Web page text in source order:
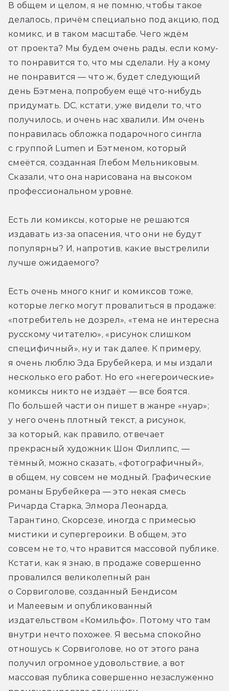
В общем и целом, я не помню, чтобы такое
делалось, причём специально под акцию, под
комикс, и в таком масштабе. Чего ждём
от проекта? Мы будем очень рады, если кому-
то понравится то, что мы сделали. Ну а кому
не понравится — что ж, будет следующий
день Бэтмена, попробуем ещё что-нибудь
придумать. DC, кстати, уже видели то, что
получилось, и очень нас хвалили. Им очень
понравилась обложка подарочного сингла
с группой Lumen и Бэтменом, который
смеётся, созданная Глебом Мельниковым.
Сказали, что она нарисована на высоком
профессиональном уровне.
Есть ли комиксы, которые не решаются
издавать из-за опасения, что они не будут
популярны? И, напротив, какие выстрелили
лучше ожидаемого?
Есть очень много книг и комиксов тоже,
которые легко могут провалиться в продаже:
«потребитель не дозрел», «тема не интересна
русскому читателю», «рисунок слишком
специфичный», ну и так далее. К примеру,
я очень люблю Эда Брубейкера, и мы издали
несколько его работ. Но его «негероические»
комиксы никто не издаёт — все боятся.
По большей части он пишет в жанре «нуар»;
у него очень плотный текст, а рисунок,
за который, как правило, отвечает
прекрасный художник Шон Филлипс, —
тёмный, можно сказать, «фотографичный»,
в общем, ну совсем не модный. Графические
романы Брубейкера — это некая смесь
Ричарда Старка, Элмора Леонарда,
Тарантино, Скорсезе, иногда с примесью
мистики и супергероики. В общем, это
совсем не то, что нравится массовой публике.
Кстати, как я знаю, в продаже совершенно
провалился великолепный ран
о Сорвиголове, созданный Бендисом
и Малеевым и опубликованный
издательством «Комильфо». Потому что там
внутри нечто похожее. Я весьма спокойно
отношусь к Сорвиголове, но от этого рана
получил огромное удовольствие, а вот
массовая публика совершенно незаслуженно